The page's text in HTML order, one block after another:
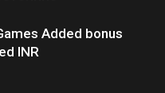
Added bonus
INR